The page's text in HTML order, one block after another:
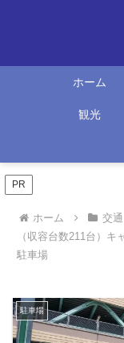
ホーム
観光
PR
ホーム 交通
（収容台数211台）
駐車場
駐車場